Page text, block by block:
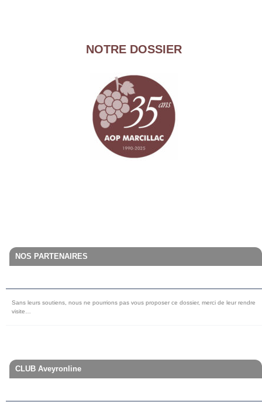
NOTRE DOSSIER
NOS PARTENAIRES
Sans leurs soutiens, nous ne pourrions pas vous proposer ce dossier, merci de leur rendre
visite…
CLUB Aveyronline